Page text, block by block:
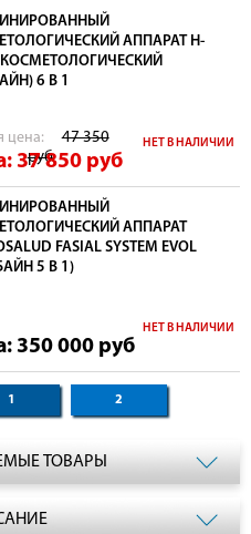
АППАРАТ H-
6 В 1
цена:
47 350
руб
37 850 руб
НЕТ В НАЛИЧИИ
АППАРАТ
FASIAL SYSTEM EVOL
5 В 1)
350 000 руб
НЕТ В НАЛИЧИИ
1 2
ТОВАРЫ